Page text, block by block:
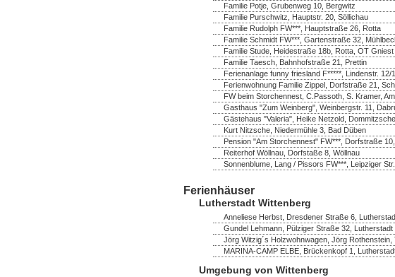
Familie Potje, Grubenweg 10, Bergwitz
Familie Purschwitz, Hauptstr. 20, Söllichau
Familie Rudolph FW***, Hauptstraße 26, Rotta
Familie Schmidt FW***, Gartenstraße 32,
Familie Stude, Heidestraße 18b, Rotta, OT Gniest
Familie Taesch, Bahnhofstraße 21, Prettin
Ferienanlage funny friesland F*****, Lindenstr. 12/
Ferienwohnung Familie Zippel, Dorfstraße 21,
FW beim Storchennest, C.Passoth, S. Kramer,
Gasthaus "Zum Weinberg", Weinbergstr. 11,
Gästehaus "Valeria", Heike Netzold,
Kurt Nitzsche, Niedermühle 3, Bad Düben
Pension "Am Storchennest" FW***, Dorfstraße
Reiterhof Wöllnau, Dorfstaße 8, Wöllnau
Sonnenblume, Lang / Pissors FW***, Leipziger
Ferienhäuser
Lutherstadt Wittenberg
Anneliese Herbst, Dresdener Straße 6,
Gundel Lehmann, Pülziger Straße 32,
Jörg Witzig´s Holzwohnwagen, Jörg
MARINA-CAMP ELBE, Brückenkopf 1,
Umgebung von Wittenberg